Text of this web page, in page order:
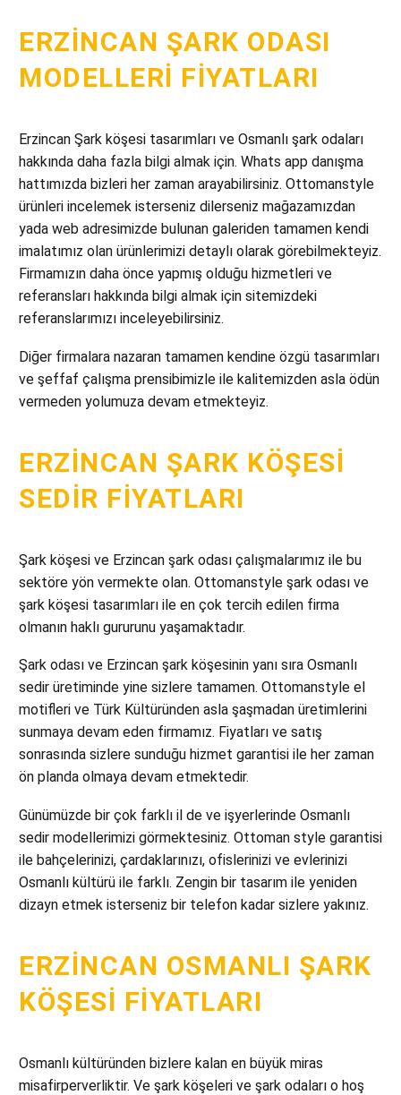
ERZINCAN ŞARK ODASI
MODELLERI FIYATLARI
Erzincan Şark köşesi tasarımları ve Osmanlı şark odaları
hakkında daha fazla bilgi almak için. Whats app danışma
hattımızda bizleri her zaman arayabilirsiniz. Ottomanstyle
ürünleri incelemek isterseniz dilerseniz mağazamızdan
yada web adresimizde bulunan galeriden tamamen kendi
imalatımız olan ürünlerimizi detaylı olarak görebilmekteyiz.
Firmamızın daha önce yapmış olduğu hizmetleri ve
referansları hakkında bilgi almak için sitemizdeki
referanslarımızı inceleyebilirsiniz.
Diğer firmalara nazaran tamamen kendine özgü tasarımları
ve şeffaf çalışma prensibimizle ile kalitemizden asla ödün
vermeden yolumuza devam etmekteyiz.
ERZINCAN ŞARK KÖŞESI
SEDIR FIYATLARI
Şark köşesi ve Erzincan şark odası çalışmalarımız ile bu
sektöre yön vermekte olan. Ottomanstyle şark odası ve
şark köşesi tasarımları ile en çok tercih edilen firma
olmanın haklı gururunu yaşamaktadır.
Şark odası ve Erzincan şark köşesinin yanı sıra Osmanlı
sedir üretiminde yine sizlere tamamen. Ottomanstyle el
motifleri ve Türk Kültüründen asla şaşmadan üretimlerini
sunmaya devam eden firmamız. Fiyatları ve satış
sonrasında sizlere sunduğu hizmet garantisi ile her zaman
ön planda olmaya devam etmektedir.
Günümüzde bir çok farklı il de ve işyerlerinde Osmanlı
sedir modellerimizi görmektesiniz. Ottoman style garantisi
ile bahçelerinizi, çardaklarınızı, ofislerinizi ve evlerinizi
Osmanlı kültürü ile farklı. Zengin bir tasarım ile yeniden
dizayn etmek isterseniz bir telefon kadar sizlere yakınız.
ERZINCAN OSMANLI ŞARK
KÖŞESI FIYATLARI
Osmanlı kültüründen bizlere kalan en büyük miras
misafirperverliktir. Ve şark köşeleri ve şark odaları o hoş